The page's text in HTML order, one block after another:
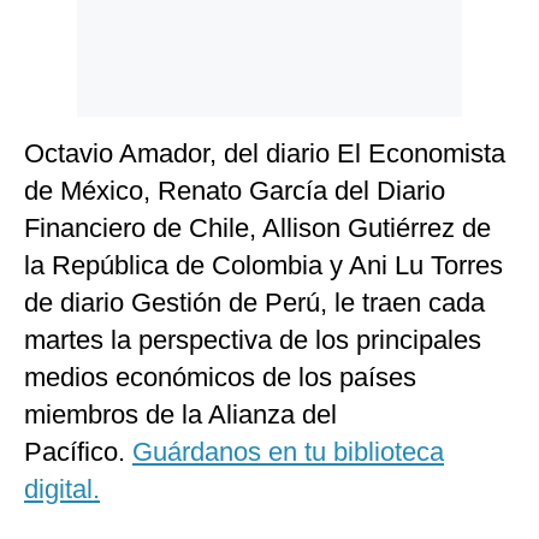
Octavio Amador, del diario El Economista
de México, Renato García del Diario
Financiero de Chile, Allison Gutiérrez de
la República de Colombia y Ani Lu Torres
de diario Gestión de Perú, le traen cada
martes la perspectiva de los principales
medios económicos de los países
miembros de la Alianza del
Pacífico. Guárdanos en tu biblioteca
digital.